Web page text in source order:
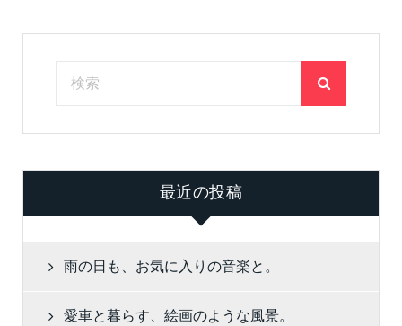
最近の投稿
雨の日も、お気に入りの音楽と。
愛車と暮らす、絵画のような風景。